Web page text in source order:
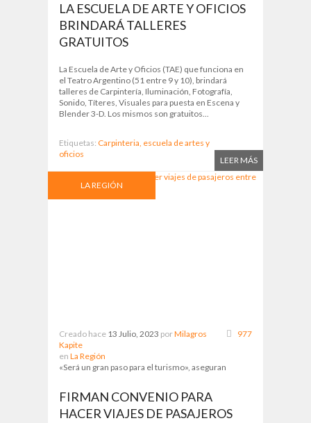
LA ESCUELA DE ARTE Y OFICIOS
BRINDARÁ TALLERES
GRATUITOS
La Escuela de Arte y Oficios (TAE) que funciona en
el Teatro Argentino (51 entre 9 y 10), brindará
talleres de Carpintería, Iluminación, Fotografía,
Sonido, Títeres, Visuales para puesta en Escena y
Blender 3-D. Los mismos son gratuitos...
LEER MÁS
Etiquetas: Carpinteria, escuela de artes y
oficios
LA REGIÓN
Creado hace 13 Julio, 2023 porMilagros
Kapite
en La Región
977
«Será un gran paso para el turismo», aseguran
FIRMAN CONVENIO PARA
HACER VIAJES DE PASAJEROS